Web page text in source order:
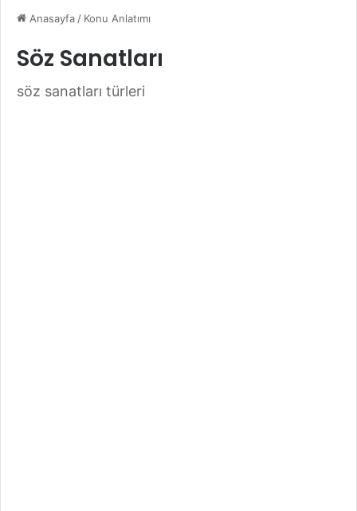
Anasayfa/ Konu Anlatımı
Söz Sanatları
söz sanatları türleri